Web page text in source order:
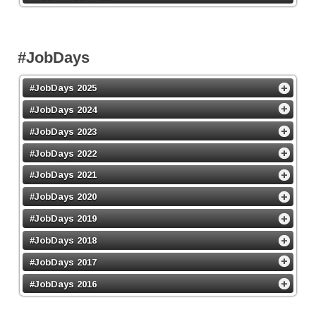
#JobDays
#JobDays 2025
#JobDays 2024
#JobDays 2023
#JobDays 2022
#JobDays 2021
#JobDays 2020
#JobDays 2019
#JobDays 2018
#JobDays 2017
#JobDays 2016